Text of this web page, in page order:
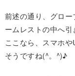
前述の通り、グロ
ームレストの中へ引
ここなら、スマホ
そうですね(^。^)♪